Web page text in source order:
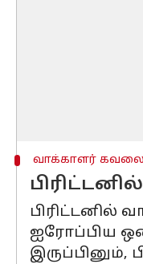
வாக்காளர்
பிரிட்டனில்
ஐரோப்பிய
இருப்பினும்,